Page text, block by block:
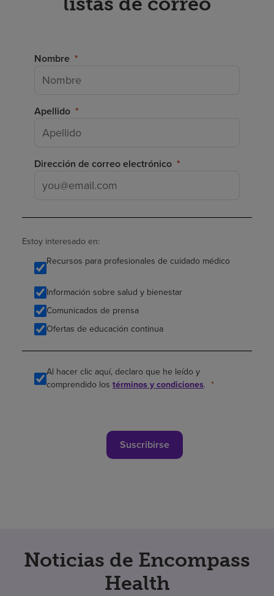
Nombre
Apellido
Dirección de correo electrónico
Estoy interesado en:
Recursos para profesionales de cuidado médico
Información sobre salud y bienestar
Comunicados de prensa
Ofertas de educación continua
Al hacer clic aquí, declaro que he leído y
comprendido los términos y condiciones.
Suscribirse
Noticias de Encompass
Health